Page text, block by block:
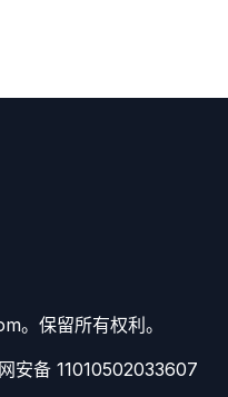
。保留所有权利。
安备 11010502033607